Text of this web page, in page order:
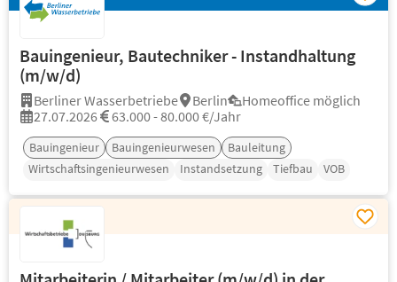
Bauingenieur, Bautechniker - Instandhaltung
(m/w/d)
Berliner Wasserbetriebe Berlin
Homeoffice möglich
27.07.2026
63.000 - 80.000 €/Jahr
Bauingenieur Bauingenieurwesen
Bauleitung
Wirtschaftsingenieurwesen
Instandsetzung Tiefbau VOB